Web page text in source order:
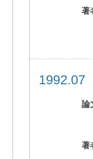
著
論
著